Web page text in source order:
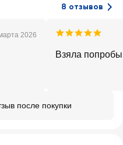
8 отзывов
2026
Взяла
после покупки